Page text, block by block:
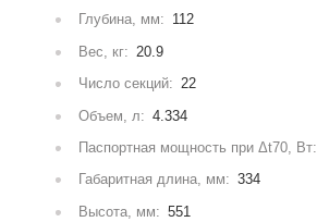
Глубина, мм: 112
Вес, кг: 20.9
Число секций: 22
Объем, л: 4.334
Паспортная мощность при Δt70, Вт:
Габаритная длина, мм: 334
Высота, мм: 551